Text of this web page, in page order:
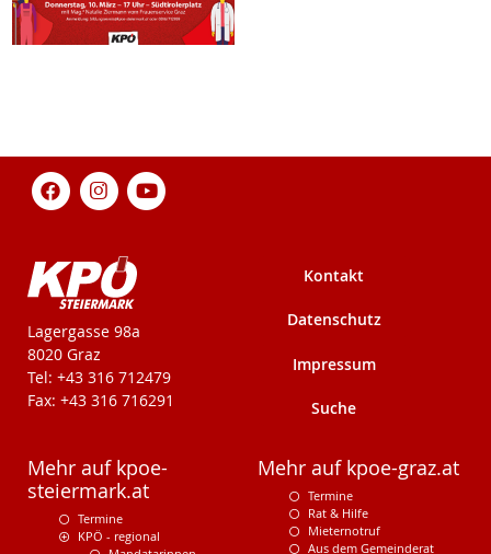
KPÖ-Steiermark
Lagergasse 98a
8020 Graz
Tel: +43 316 712479
Fax: +43 316 716291
Kontakt
Datenschutz
Impressum
Suche
Mehr auf kpoe-
steiermark.at
Termine
KPÖ - regional
Mehr auf kpoe-graz.at
Termine
Rat & Hilfe
Mieternotruf
Aus dem Gemeinderat